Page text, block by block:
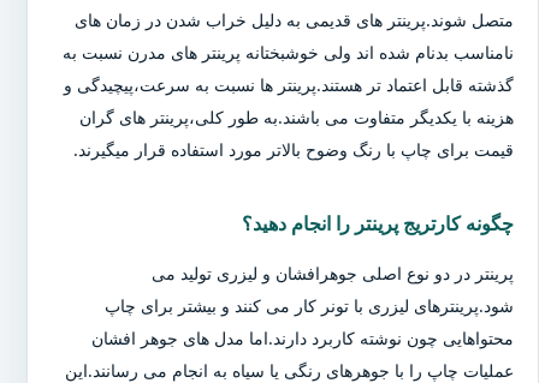
متصل شوند.پرینتر های قدیمی به دلیل خراب شدن در زمان های
نامناسب بدنام شده اند ولی خوشبختانه پرینتر های مدرن نسبت به
گذشته قابل اعتماد تر هستند.پرینتر ها نسبت به سرعت،پیچیدگی و
هزینه با یکدیگر متفاوت می باشند.به طور کلی،پرینتر های گران
قیمت برای چاپ با رنگ وضوح بالاتر مورد استفاده قرار میگیرند.
چگونه کارتریج پرینتر را انجام دهید؟
پرینتر در دو نوع اصلی جوهرافشان و لیزری تولید می
شود.پرینترهای لیزری با تونر کار می کنند و بیشتر برای چاپ
محتواهایی چون نوشته کاربرد دارند.اما مدل های جوهر افشان
عملیات چاپ را با جوهرهای رنگی یا سیاه به انجام می رسانند.این